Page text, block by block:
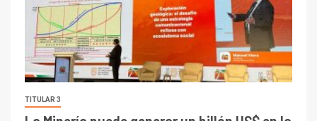
TITULAR 3